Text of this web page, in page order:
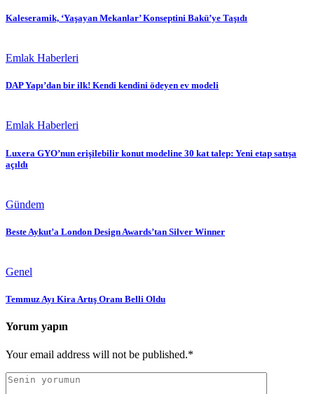
Kaleseramik, ‘Yaşayan Mekanlar’ Konseptini Bakü’ye Taşıdı
Emlak Haberleri
DAP Yapı’dan bir ilk! Kendi kendini ödeyen ev modeli
Emlak Haberleri
Luxera GYO’nun erişilebilir konut modeline 30 kat talep: Yeni etap satışa
açıldı
Gündem
Beste Aykut’a London Design Awards’tan Silver Winner
Genel
Temmuz Ayı Kira Artış Oranı Belli Oldu
Yorum yapın
Your email address will not be published.*